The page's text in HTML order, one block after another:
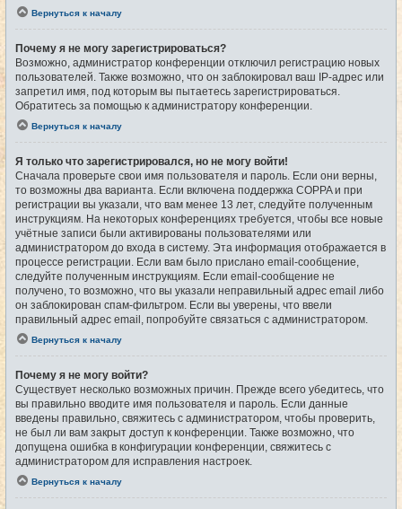
Вернуться к началу
Почему я не могу зарегистрироваться?
Возможно, администратор конференции отключил регистрацию новых
пользователей. Также возможно, что он заблокировал ваш IP-адрес или
запретил имя, под которым вы пытаетесь зарегистрироваться.
Обратитесь за помощью к администратору конференции.
Вернуться к началу
Я только что зарегистрировался, но не могу войти!
Сначала проверьте свои имя пользователя и пароль. Если они верны,
то возможны два варианта. Если включена поддержка COPPA и при
регистрации вы указали, что вам менее 13 лет, следуйте полученным
инструкциям. На некоторых конференциях требуется, чтобы все новые
учётные записи были активированы пользователями или
администратором до входа в систему. Эта информация отображается в
процессе регистрации. Если вам было прислано email-сообщение,
следуйте полученным инструкциям. Если email-сообщение не
получено, то возможно, что вы указали неправильный адрес email либо
он заблокирован спам-фильтром. Если вы уверены, что ввели
правильный адрес email, попробуйте связаться с администратором.
Вернуться к началу
Почему я не могу войти?
Существует несколько возможных причин. Прежде всего убедитесь, что
вы правильно вводите имя пользователя и пароль. Если данные
введены правильно, свяжитесь с администратором, чтобы проверить,
не был ли вам закрыт доступ к конференции. Также возможно, что
допущена ошибка в конфигурации конференции, свяжитесь с
администратором для исправления настроек.
Вернуться к началу